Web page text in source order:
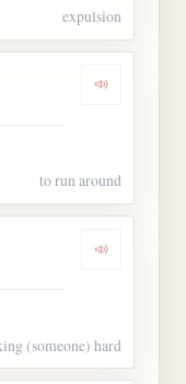
expulsion
Dengarkan
to run around
Dengarkan
(someone) hard